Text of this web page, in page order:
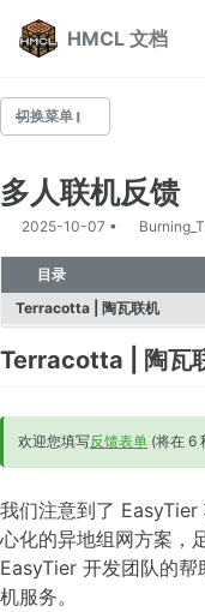
转到主导航栏
转到内容
转到底部
HMCL 文档
切换菜单
常见问题
启动器使用相关
整合包帮助
多人联机帮助
版本隔离
HMCL 的自动安装使用教程
安装光影
设置项详解
制作 HMCL 格式的数据包
制作整合包
添加默认 authlib-injector 验证服
多人联机反馈
2025-10-07
目录
Terracotta | 陶瓦联机
Terracotta | 陶瓦
欢迎您填写反馈表单 (将在 6
我们注意到了 EasyTier
心化的异地组网方案，
EasyTier 开发团队的
机服务。